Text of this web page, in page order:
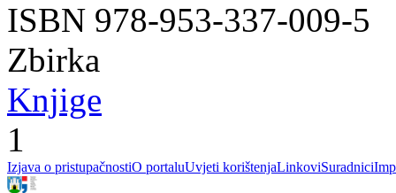
ISBN 978-953-337-009-5
Zbirka
Knjige
1
Izjava o pristupačnostiO portaluUvjeti korištenjaLinkoviSuradnici